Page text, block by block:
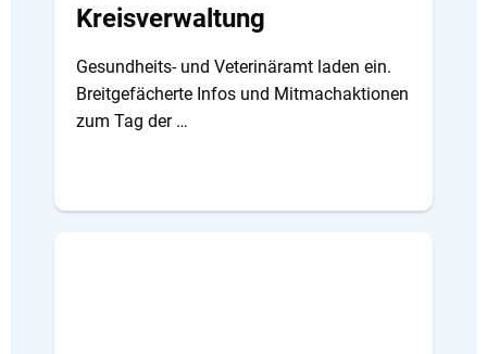
Kreisverwaltung
Gesundheits- und Veterinäramt laden ein.
Breitgefächerte Infos und Mitmachaktionen
zum Tag der …